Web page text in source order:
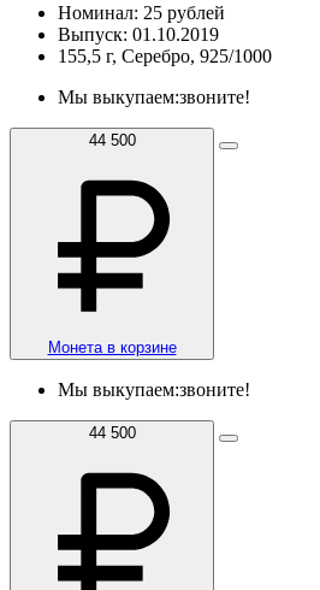
Номинал: 25 рублей
Выпуск: 01.10.2019
155,5 г, Серебро, 925/1000
Мы выкупаем:звоните!
44 500
Монета в корзине
Мы выкупаем:звоните!
44 500